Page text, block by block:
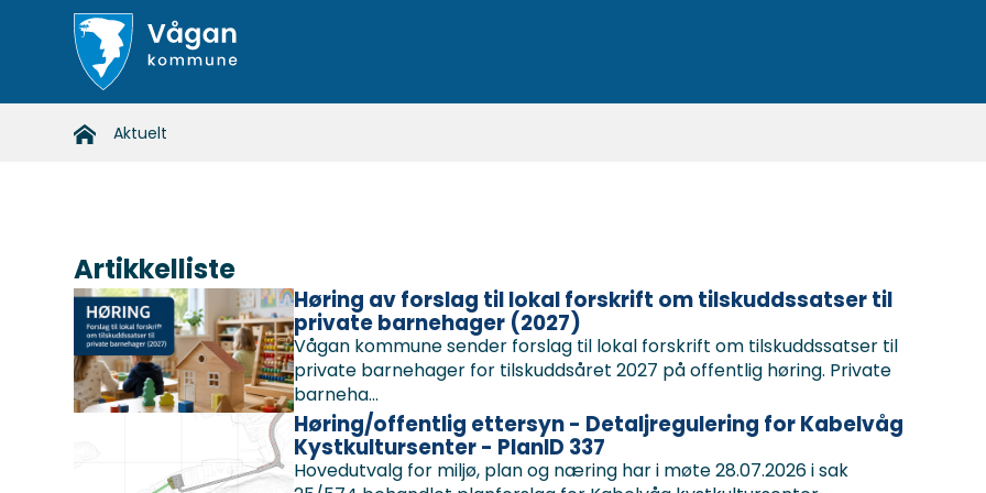
Vågan
Du
Aktuelt
Artikkelliste
Høring av forslag til lokal forskrift om tilskuddssatser til
private barnehager (2027)
Vågan kommune sender forslag til lokal forskrift om tilskuddssatser til
private barnehager for tilskuddsåret 2027 på offentlig høring. Private
barneha...
Høring/offentlig ettersyn - Detaljregulering for Kabelvåg
Kystkultursenter - PlanID 337
Hovedutvalg for miljø, plan og næring har i møte 28.07.2026 i sak